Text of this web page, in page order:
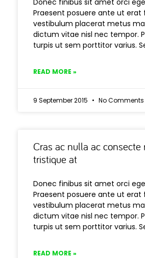
Donec finibus sit amet orci
Praesent posuere ante ut erat
vestibulum placerat metus
dictum vitae nisl nec tempor.
turpis ut sem porttitor varius.
READ MORE »
9 September 2015 No Comments
Cras ac nulla ac consecte
tristique at
Donec finibus sit amet orci
Praesent posuere ante ut erat
vestibulum placerat metus
dictum vitae nisl nec tempor.
turpis ut sem porttitor varius.
READ MORE »